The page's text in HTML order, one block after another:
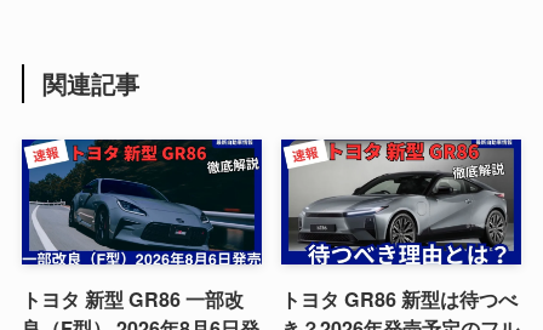
関連記事
トヨタ 新型 GR86 一部改
トヨタ GR86 新型は待つべ